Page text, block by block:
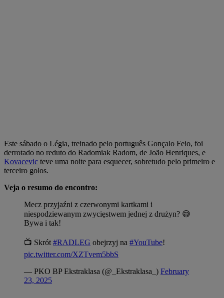
Este sábado o Légia, treinado pelo português Gonçalo Feio, foi
derrotado no reduto do Radomiak Radom, de João Henriques, e
Kovacevic teve uma noite para esquecer, sobretudo pelo primeiro e
terceiro golos.
Veja o resumo do encontro:
Mecz przyjaźni z czerwonymi kartkami i
niespodziewanym zwycięstwem jednej z drużyn? 😅
Bywa i tak!
📺 Skrót #RADLEG obejrzyj na #YouTube!
pic.twitter.com/XZTvem5bbS
— PKO BP Ekstraklasa (@_Ekstraklasa_) February
23, 2025